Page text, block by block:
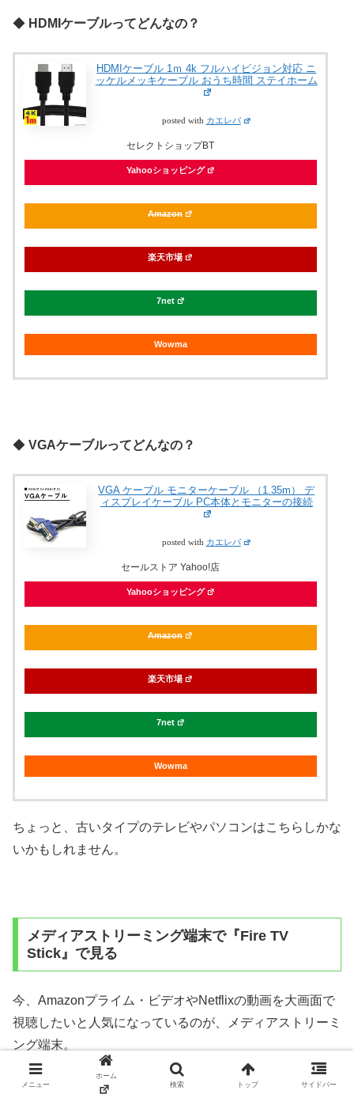
◆ HDMIケーブルってどんなの？
HDMIケーブル 1ｍ 4k フルハイビジョン対応 ニ
ッケルメッキケーブル おうち時間 ステイホーム
posted with カエレバ
セレクトショップBT
Yahooショッピング
Amazon
楽天市場
7net
Wowma
◆ VGAケーブルってどんなの？
VGA ケーブル モニターケーブル （1.35m） デ
ィスプレイケーブル PC本体とモニターの接続
posted with カエレバ
セールストア Yahoo!店
Yahooショッピング
Amazon
楽天市場
7net
Wowma
ちょっと、古いタイプのテレビやパソコンはこちらしかな
いかもしれません。
メディアストリーミング端末で『Fire TV
Stick』で見る
今、Amazonプライム・ビデオやNetflixの動画を大画面で
視聴したいと人気になっているのが、メディアストリーミ
ング端末。
メディアストリーミング端末とは、インターネットのサー
メニュー
ホーム
検索
トップ サイドバー